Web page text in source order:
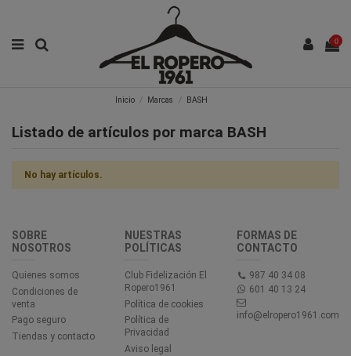
0
Inicio Marcas BASH
Listado de artículos por marca BASH
No hay artículos.
SOBRE
NOSOTROS
Quienes somos
Condiciones de
venta
Pago seguro
Tiendas y contacto
NUESTRAS
POLÍTICAS
Club Fidelización El
Ropero1961
Política de cookies
Política de
Privacidad
Aviso legal
FORMAS DE
CONTACTO
987 40 34 08
601 40 13 24
info@elropero1961.com